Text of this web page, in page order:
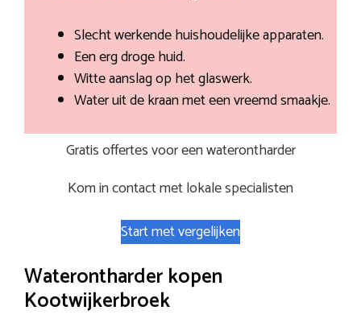
Slecht werkende huishoudelijke apparaten.
Een erg droge huid.
Witte aanslag op het glaswerk.
Water uit de kraan met een vreemd smaakje.
Gratis offertes voor een waterontharder
Kom in contact met lokale specialisten
Start met vergelijken
Waterontharder kopen
Kootwijkerbroek